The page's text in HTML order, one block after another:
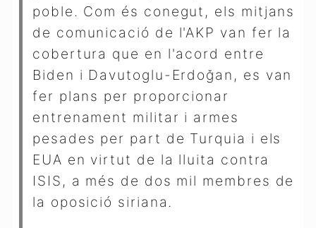
poble. Com és conegut, els mitjans
de comunicació de l'AKP van fer la
cobertura que en l'acord entre
Biden i Davutoglu-Erdoğan, es van
fer plans per proporcionar
entrenament militar i armes
pesades per part de Turquia i els
EUA en virtut de la lluita contra
ISIS, a més de dos mil membres de
la oposició siriana.